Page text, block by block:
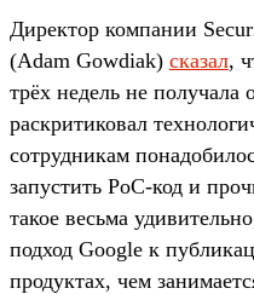
Директор компании
(Adam Gowdiak) сказал,
трёх недель не получала
раскритиковал
сотрудникам
запустить PoC-код и
такое весьма
подход Google к
продуктах, чем